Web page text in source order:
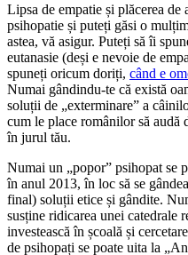
Lipsa de empatie și plăcerea
psihopatie și puteți găsi o
astea, vă asigur. Puteți să îi
eutanasie (deși e nevoie de
spuneți oricum doriți, când e
Numai gândindu-te că există
soluții de „exterminare” a
cum le place românilor să audă
în jurul tău.
Numai un „popor” psihopat se
în anul 2013, în loc să se
final) soluții etice și gândite.
susține ridicarea unei catedrale
investească în școală și
de psihopați se poate uita la